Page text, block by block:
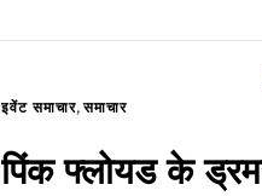
इवेंट समाचार,समाचार
पिंक फ्लोयड के